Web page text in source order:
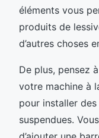
éléments vous
produits de
d’autres choses
De plus, pensez
votre machine à
pour installer
suspendues.